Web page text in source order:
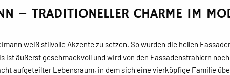
– TRADITIONELLER CHARME IM
weiß stilvolle Akzente zu setzen. So wurden die hellen
ist äußerst geschmackvoll und wird von den Fassadenstrahlern
aufgeteilter Lebensraum, in dem sich eine vierköpfige Familie